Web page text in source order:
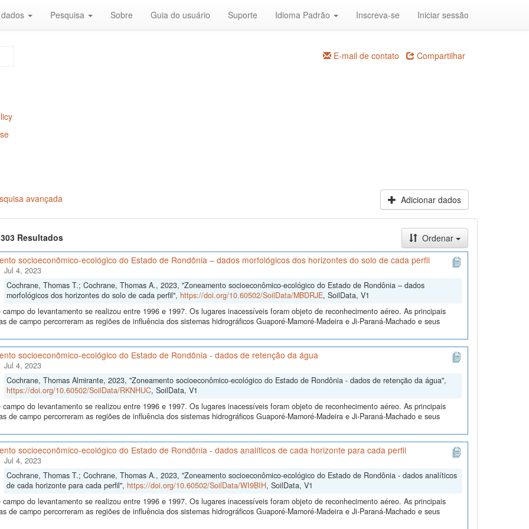
Pesquisa Sobre Guia do usuário Suporte Idioma Padrão Inscreva-se Iniciar sessão
E-mail de contato Compartilhar
avançada Adicionar dados
Resultados
Ordenar
socioeconômico-ecológico do Estado de Rondônia – dados morfológicos dos horizontes do solo de cada perfil
Jul 4, 2023
Cochrane, Thomas T.; Cochrane, Thomas A., 2023, "Zoneamento socioeconômico-ecológico do Estado de Rondônia – dados
morfológicos dos horizontes do solo de cada perfil", https://doi.org/10.60502/SoilData/MBDRJE, SoilData, V1
campo do levantamento se realizou entre 1996 e 1997. Os lugares inacessíveis foram objeto de reconhecimento aéreo. As principais
de campo percorreram as regiões de influência dos sistemas hidrográficos Guaporé-Mamoré-Madeira e Ji-Paraná-Machado e seus
socioeconômico-ecológico do Estado de Rondônia - dados de retenção da água
Jul 4, 2023
Cochrane, Thomas Almirante, 2023, "Zoneamento socioeconômico-ecológico do Estado de Rondônia - dados de retenção da água",
https://doi.org/10.60502/SoilData/RKNHUC, SoilData, V1
campo do levantamento se realizou entre 1996 e 1997. Os lugares inacessíveis foram objeto de reconhecimento aéreo. As principais
de campo percorreram as regiões de influência dos sistemas hidrográficos Guaporé-Mamoré-Madeira e Ji-Paraná-Machado e seus
socioeconômico-ecológico do Estado de Rondônia - dados analíticos de cada horizonte para cada perfil
Jul 4, 2023
Cochrane, Thomas T.; Cochrane, Thomas A., 2023, "Zoneamento socioeconômico-ecológico do Estado de Rondônia - dados analíticos
de cada horizonte para cada perfil", https://doi.org/10.60502/SoilData/WI9BIH, SoilData, V1
campo do levantamento se realizou entre 1996 e 1997. Os lugares inacessíveis foram objeto de reconhecimento aéreo. As principais
de campo percorreram as regiões de influência dos sistemas hidrográficos Guaporé-Mamoré-Madeira e Ji-Paraná-Machado e seus